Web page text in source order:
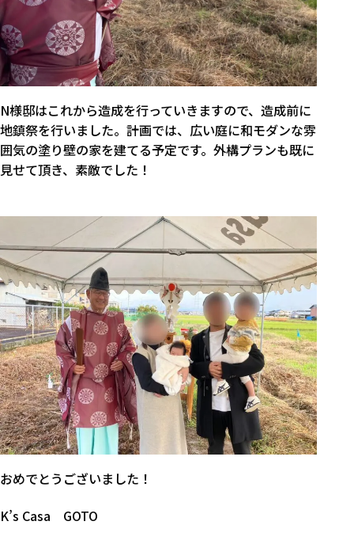
N様邸はこれから造成を行っていきますので、造成前に
地鎮祭を行いました。計画では、広い庭に和モダンな雰
囲気の塗り壁の家を建てる予定です。外構プランも既に
見せて頂き、素敵でした！
おめでとうございました！
K’s Casa GOTO